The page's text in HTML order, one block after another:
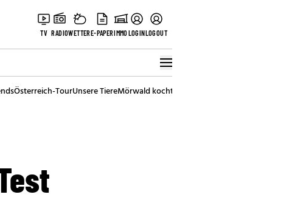
TV RADIOWETTERE-PAPERIMMOLOGINLOGOUT
Österreich-TourUnsere TiereMörwald kocht